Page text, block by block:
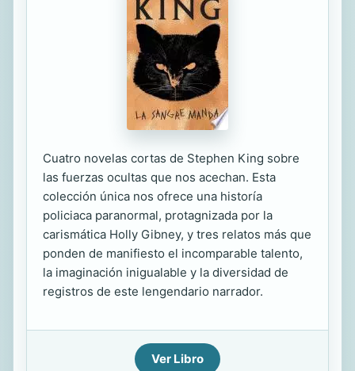
Cuatro novelas cortas de Stephen King sobre
las fuerzas ocultas que nos acechan. Esta
colección única nos ofrece una historía
policiaca paranormal, protagnizada por la
carismática Holly Gibney, y tres relatos más que
ponden de manifiesto el incomparable talento,
la imaginación inigualable y la diversidad de
registros de este lengendario narrador.
Ver Libro